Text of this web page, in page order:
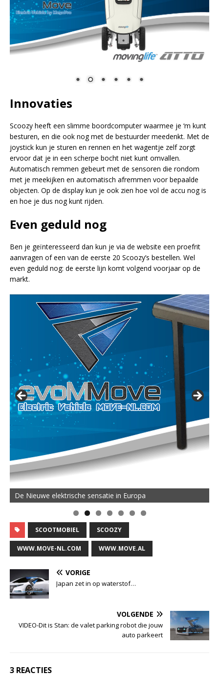
Innovaties
Scoozy heeft een slimme boordcomputer waarmee je ‘m kunt
besturen, en die ook nog met de bestuurder meedenkt. Met de
joystick kun je sturen en rennen en het wagentje zelf zorgt
ervoor dat je in een scherpe bocht niet kunt omvallen.
Automatisch remmen gebeurt met de sensoren die rondom
met je meekijken en automatisch afremmen voor bepaalde
objecten. Op de display kun je ook zien hoe vol de accu nog is
en hoe je dus nog kunt rijden.
Even geduld nog
Ben je geïnteresseerd dan kun je via de website een proefrit
aanvragen of een van de eerste 20 Scoozy’s bestellen. Wel
even geduld nog: de eerste lijn komt volgend voorjaar op de
markt.
De Nieuwe elektrische sensatie in Europa
SCOOTMOBIEL SCOOZY
WWW.MOVE-NL.COM WWW.MOVE.AL
VORIGE
Japan zet in op waterstof…
VOLGENDE
VIDEO-Dit is Stan: de valet parking robot die jouw
auto parkeert
3 REACTIES